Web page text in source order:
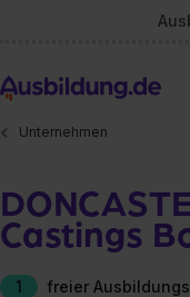
Unternehmen
Castings
1
freier